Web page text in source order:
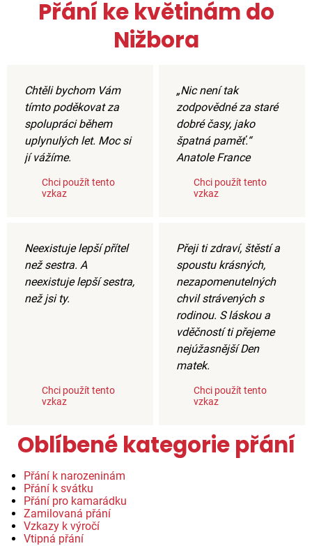
Přání ke květinám do
Nižbora
Chtěli bychom Vám
tímto poděkovat za
spolupráci během
uplynulých let. Moc si
jí vážíme.
Chci použít tento
vzkaz
„Nic není tak
zodpovědné za staré
dobré časy, jako
špatná paměť.“
Anatole France
Chci použít tento
vzkaz
Neexistuje lepší přítel
než sestra. A
neexistuje lepší sestra,
než jsi ty.
Chci použít tento
vzkaz
Přeji ti zdraví, štěstí a
spoustu krásných,
nezapomenutelných
chvil strávených s
rodinou. S láskou a
vděčností ti přejeme
nejúžasnější Den
matek.
Chci použít tento
vzkaz
Oblíbené kategorie přání
Přání k narozeninám
Přání k svátku
Přání pro kamarádku
Zamilovaná přání
Vzkazy k výročí
Vtipná přání